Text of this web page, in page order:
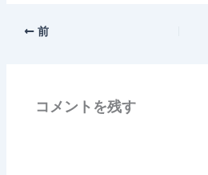
前
コメントを残す